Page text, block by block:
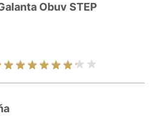
Obuv STEP